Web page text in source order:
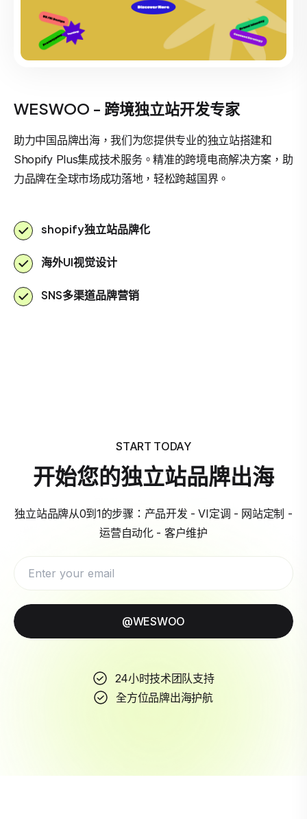
WESWOO - 跨境独立站开发专家
助力中国品牌出海，我们为您提供专业的独立站搭建和
Shopify Plus集成技术服务。精准的跨境电商解决方案，助
力品牌在全球市场成功落地，轻松跨越国界。
shopify独立站品牌化
海外UI视觉设计
SNS多渠道品牌营销
START TODAY
开始您的独立站品牌出海
独立站品牌从0到1的步骤：产品开发 - VI定调 - 网站定制 -
运营自动化 - 客户维护
@WESWOO
24小时技术团队支持
全方位品牌出海护航